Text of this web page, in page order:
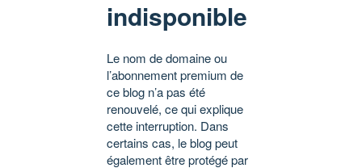
indisponible
Le nom de domaine ou
l’abonnement premium de
ce blog n’a pas été
renouvelé, ce qui explique
cette interruption. Dans
certains cas, le blog peut
également être protégé par